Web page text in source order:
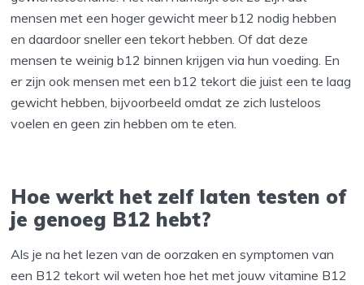
mensen met een hoger gewicht meer b12 nodig hebben
en daardoor sneller een tekort hebben. Of dat deze
mensen te weinig b12 binnen krijgen via hun voeding. En
er zijn ook mensen met een b12 tekort die juist een te laag
gewicht hebben, bijvoorbeeld omdat ze zich lusteloos
voelen en geen zin hebben om te eten.
Hoe werkt het zelf laten testen of
je genoeg B12 hebt?
Als je na het lezen van de oorzaken en symptomen van
een B12 tekort wil weten hoe het met jouw vitamine B12